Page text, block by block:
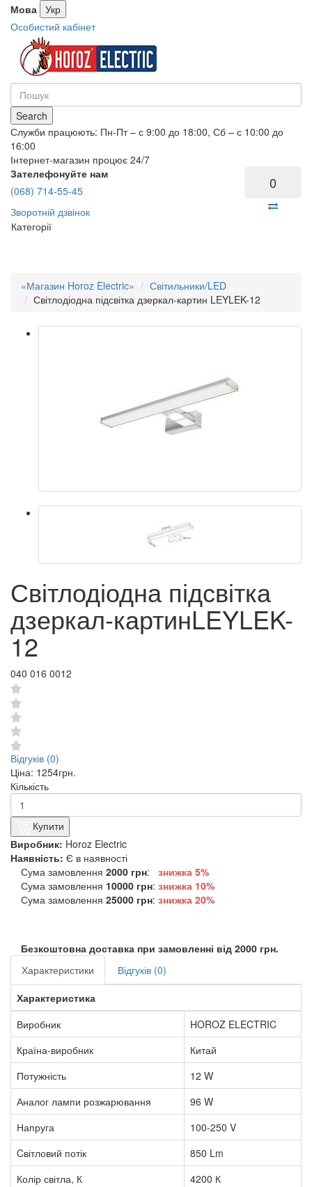
Мова Укр
Особистий кабінет
Search
Служби працюють: Пн-Пт – с 9:00 до 18:00, Сб – с 10:00 до
16:00
Інтернет-магазин процює 24/7
Зателефонуйте нам
(068) 714-55-45
Зворотній дзвінок
0
Категорії
«Магазин Horoz Electric»
Світильники/LED
Світлодіодна підсвітка дзеркал-картин LEYLEK-12
Світлодіодна підсвітка
дзеркал-картинLEYLEK-
12
040 016 0012
Відгуків (0)
Ціна: 1254грн.
Кількість
Купити
Виробник: Horoz Electric
Наявність: Є в наявності
Сума замовлення 2000 грн:
знижка 5%
Сума замовлення 10000 грн: знижка 10%
Сума замовлення 25000 грн: знижка 20%
Безкоштовна доставка при замовленні від 2000 грн.
Характеристики
Відгуків (0)
Характеристика
Виробник
HOROZ ELECTRIC
Країна-виробник
Китай
Потужність
12 W
Аналог лампи розжарювання
96 W
Напруга
100-250 V
Cвітловий потік
850 Lm
Колір світла, К
4200 К